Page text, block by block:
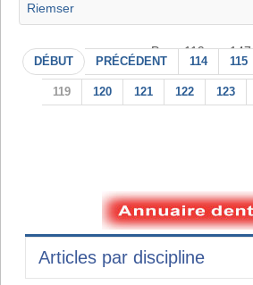
Riemser
Page 119 sur 147
DÉBUT PRÉCÉDENT 114 115
119 120 121 122 123
Articles par discipline